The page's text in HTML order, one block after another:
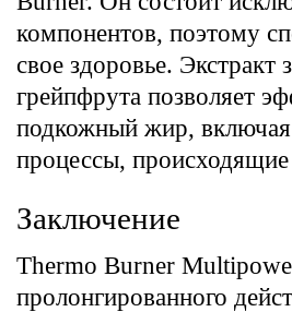
компонентов, поэтому
свое здоровье. Экстракт
грейпфрута позволяет
подкожный жир, включая
процессы, происходящие
Заключение
Thermo Burner
пролонгированного